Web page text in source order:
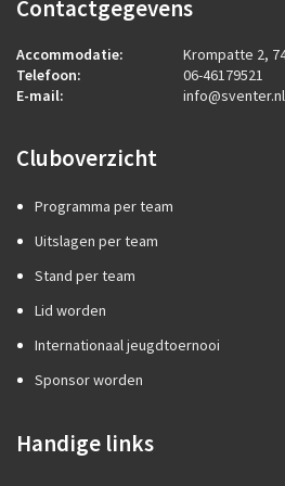
Contactgegevens
Accommodatie:
Krompatte 2,
Telefoon:
06-46179521
E-mail:
info@sventer.nl
Cluboverzicht
Programma per team
Uitslagen per team
Stand per team
Lid worden
Internationaal jeugdtoernooi
Sponsor worden
Handige links